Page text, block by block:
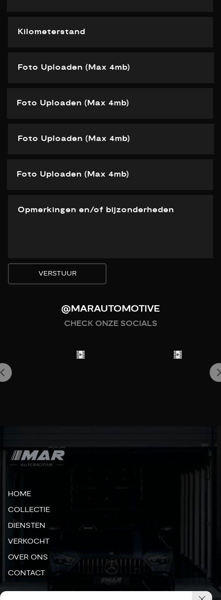
Foto Uploaden (Max 4mb)
Foto Uploaden (Max 4mb)
Foto Uploaden (Max 4mb)
Foto Uploaden (Max 4mb)
VERSTUUR
@MARAUTOMOTIVE
CHECK ONZE SOCIALS
HOME
COLLECTIE
DIENSTEN
VERKOCHT
OVER ONS
CONTACT